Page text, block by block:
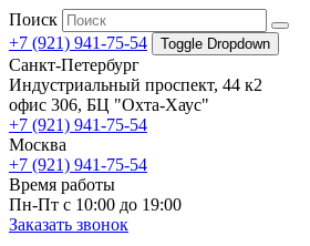
Поиск
+7 (921) 941-75-54
Toggle Dropdown
Санкт-Петербург
Индустриальный проспект, 44 к2
офис 306, БЦ "Охта-Хаус"
+7 (921) 941-75-54
Москва
+7 (921) 941-75-54
Время работы
Пн-Пт с 10:00 до 19:00
Заказать звонок